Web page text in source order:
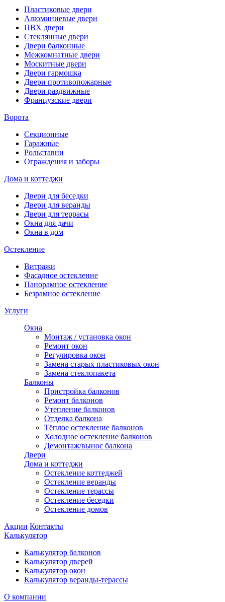
Пластиковые двери
Алюминиевые двери
ПВХ двери
Стеклянные двери
Двери балконные
Межкомнатные двери
Москитные двери
Двери гармошка
Двери противопожарные
Двери раздвижные
Французские двери
Ворота
Секционные
Гаражные
Рольставни
Ограждения и заборы
Дома и коттеджи
Двери для беседки
Двери для веранды
Двери для террасы
Окна для дачи
Окна в дом
Остекление
Витражи
Фасадное остекление
Панорамное остекление
Безрамное остекление
Услуги
Окна
Монтаж / установка окон
Ремонт окон
Регулировка окон
Замена старых пластиковых окон
Замена стеклопакета
Балконы
Пристройка балконов
Ремонт балконов
Утепление балконов
Отделка балкона
Тёплое остекление балконов
Холодное остекление балконов
Демонтаж/вынос балкона
Двери
Дома и коттеджи
Остекление коттеджей
Остекление веранды
Остекление терассы
Остекление беседки
Остекление домов
Акции Контакты
Калькулятор
Калькулятор балконов
Калькулятор дверей
Калькулятор окон
Калькулятор веранды-терассы
О компании